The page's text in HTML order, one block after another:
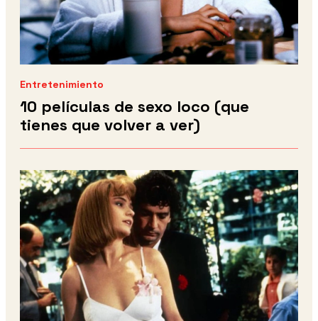
Entretenimiento
10 películas de sexo loco (que
tienes que volver a ver)